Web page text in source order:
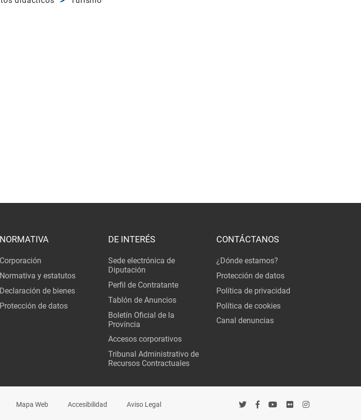
NORMATIVA
Corporación
Normativa y estatutos
Declaración de bienes
Protección de datos
DE INTERÉS
Sede electrónica de
Diputación
Perfil de Contratante
Tablón de Anuncios
Boletín Oficial de la
Província
Accesos corporativos
Tribunal Administrativo de
Recursos Contractuales
CONTÁCTANOS
¿Dónde estamos?
Protección de datos
Política de privacidad
Política de cookies
Canal denuncias
Mapa Web Accesibilidad Aviso Legal